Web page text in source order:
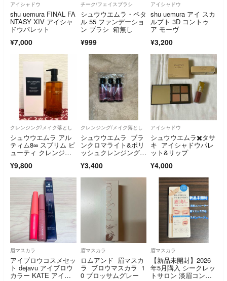
アイシャドウ
shu uemura FINAL FA
NTASY XIV アイシャ
ドウパレット
¥7,000
チーク/フェイスブラシ
シュウウエムラ・ペタ
ル 55 ファンデーショ
ン ブラシ 箱無し
¥999
アイシャドウ
shu uemura アイ スカ
ルプト 3D コントゥ
ア モーヴ
¥3,200
クレンジング/メイク落とし
シュウウエムラ アル
ティム8∞ スブリム ビ
ューティ クレンジン
¥9,800
クレンジング/メイク落とし
シュウウエムラ ブラ
ンクロマライト&ポリ
ッシュクレンジングオ
¥3,400
アイシャドウ
シュウウエムラ✖️タサ
キ アイシャドウパレ
ット&リップ
¥4,000
眉マスカラ
アイブロウコスメセッ
ト dejavu アイブロウ
カラー KATE アイブ
眉マスカラ
ロムアンド 眉マスカ
ラ ブロウマスカラ 1
0 ブロッサムグレー
眉マスカラ
【新品未開封】2026
年5月購入 シークレッ
トサロン 淡眉コンシ